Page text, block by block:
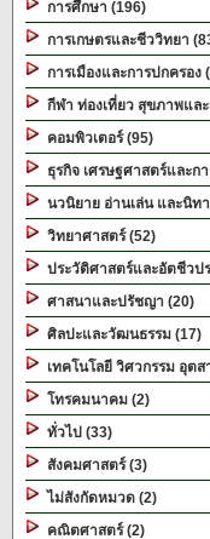
การศึกษา (196)
การเกษตรและชีววิทยา
การเมืองและการปกครอง
กีฬา ท่องเที่ยว สุขภาพแล
คอมพิวเตอร์ (95)
ธุรกิจ เศรษฐศาสตร์และก
นวนิยาย อ่านเล่น และนิท
วิทยาศาสตร์ (52)
ประวัติศาสตร์และอัตชีวป
ศาสนาและปรัชญา (20)
ศิลปะและวัฒนธรรม (17)
เทคโนโลยี วิศวกรรม อุตส
โทรคมนาคม (2)
ทั่วไป (33)
สังคมศาสตร์ (3)
ไม่สังกัดหมวด (2)
คณิตศาสตร์ (2)